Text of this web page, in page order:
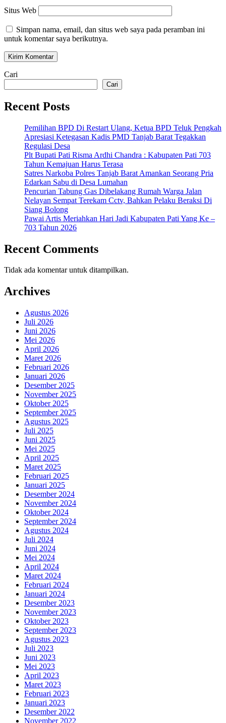
Situs Web
Simpan nama, email, dan situs web saya pada peramban ini
untuk komentar saya berikutnya.
Cari
Cari
Recent Posts
Pemilihan BPD Di Restart Ulang, Ketua BPD Teluk Pengkah
Apresiasi Ketegasan Kadis PMD Tanjab Barat Tegakkan
Regulasi Desa
Plt Bupati Pati Risma Ardhi Chandra : Kabupaten Pati 703
Tahun Kemajuan Harus Terasa
Satres Narkoba Polres Tanjab Barat Amankan Seorang Pria
Edarkan Sabu di Desa Lumahan
Pencurian Tabung Gas Dibelakang Rumah Warga Jalan
Nelayan Sempat Terekam Cctv, Bahkan Pelaku Beraksi Di
Siang Bolong
Pawai Artis Meriahkan Hari Jadi Kabupaten Pati Yang Ke –
703 Tahun 2026
Recent Comments
Tidak ada komentar untuk ditampilkan.
Archives
Agustus 2026
Juli 2026
Juni 2026
Mei 2026
April 2026
Maret 2026
Februari 2026
Januari 2026
Desember 2025
November 2025
Oktober 2025
September 2025
Agustus 2025
Juli 2025
Juni 2025
Mei 2025
April 2025
Maret 2025
Februari 2025
Januari 2025
Desember 2024
November 2024
Oktober 2024
September 2024
Agustus 2024
Juli 2024
Juni 2024
Mei 2024
April 2024
Maret 2024
Februari 2024
Januari 2024
Desember 2023
November 2023
Oktober 2023
September 2023
Agustus 2023
Juli 2023
Juni 2023
Mei 2023
April 2023
Maret 2023
Februari 2023
Januari 2023
Desember 2022
November 2022